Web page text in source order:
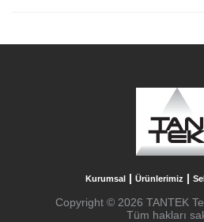
Kurumsal| Ürünlerimiz |
Copyright © 2026 TANTEK
Tüm hakları